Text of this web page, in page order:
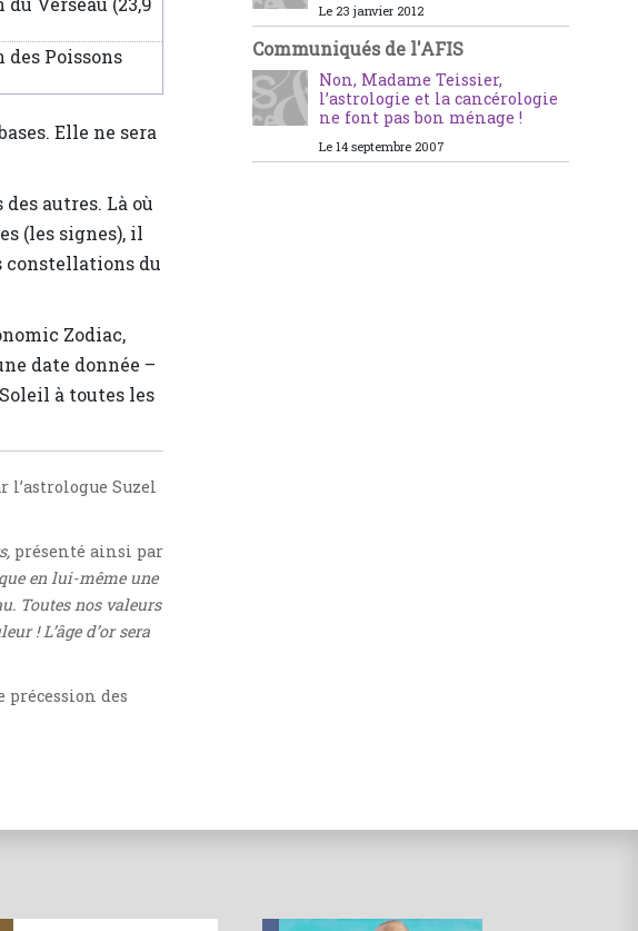
Poissons
Elle ne sera
autres. Là où
(les signes), il
constellations du
Zodiac,
date donnée –
à toutes les
l’astrologue Suzel
présenté ainsi par
en lui-même une
Toutes nos valeurs
! L’âge d’or sera
des
Le 23 janvier 2012
Communiqués de l'AFIS
Non, Madame Teissier,
l’astrologie et la cancérologie
ne font pas bon ménage !
Le 14 septembre 2007